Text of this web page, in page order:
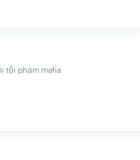
tội phạm mafia